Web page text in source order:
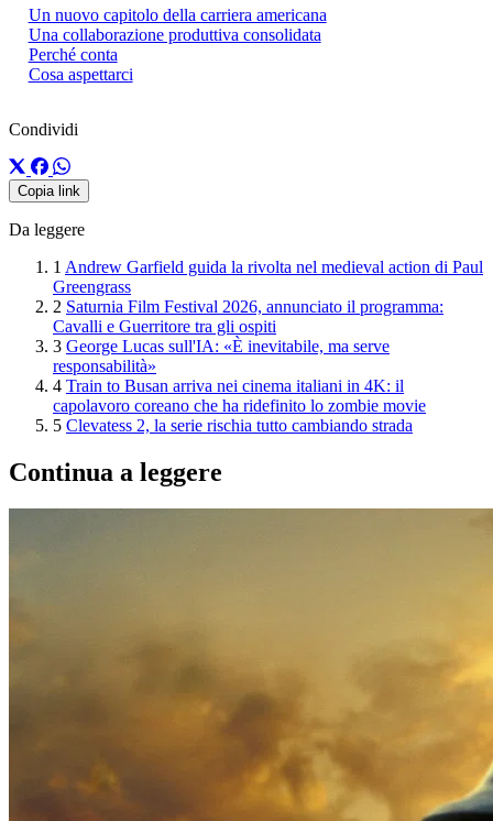
Un nuovo capitolo della carriera americana
Una collaborazione produttiva consolidata
Perché conta
Cosa aspettarci
Condividi
Copia link
Da leggere
1 Andrew Garfield guida la rivolta nel medieval action di Paul
Greengrass
2 Saturnia Film Festival 2026, annunciato il programma:
Cavalli e Guerritore tra gli ospiti
3 George Lucas sull'IA: «È inevitabile, ma serve
responsabilità»
4 Train to Busan arriva nei cinema italiani in 4K: il
capolavoro coreano che ha ridefinito lo zombie movie
5 Clevatess 2, la serie rischia tutto cambiando strada
Continua a leggere